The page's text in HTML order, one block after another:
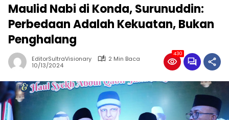
Maulid Nabi di Konda, Surunuddin:
Perbedaan Adalah Kekuatan, Bukan
Penghalang
EditorSultraVisionary
2 Min Baca
10/13/2024
430